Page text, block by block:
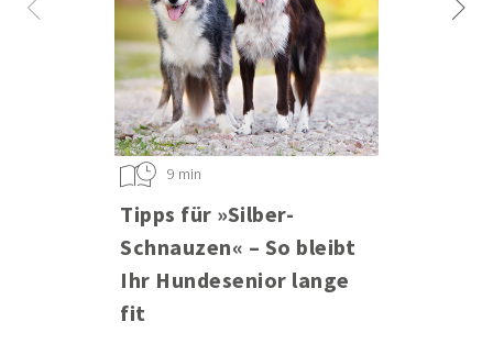
9 min
Tipps für »Silber-
Schnauzen« – So bleibt
Ihr Hundesenior lange
fit